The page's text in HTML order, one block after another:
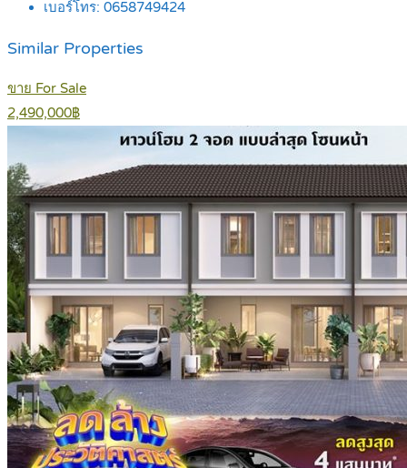
เบอร์โทร: 0658749424
Similar Properties
ขาย For Sale
2,490,000฿